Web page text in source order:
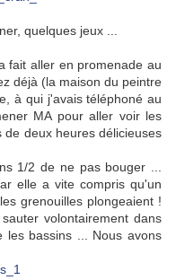
quelques jeux ...
fait aller en promenade au
déjà (la maison du peintre
à qui j'avais téléphoné au
MA pour aller voir les
deux heures délicieuses
1/2 de ne pas bouger ...
elle a vite compris qu'un
grenouilles plongeaient !
volontairement dans
les bassins ... Nous avons